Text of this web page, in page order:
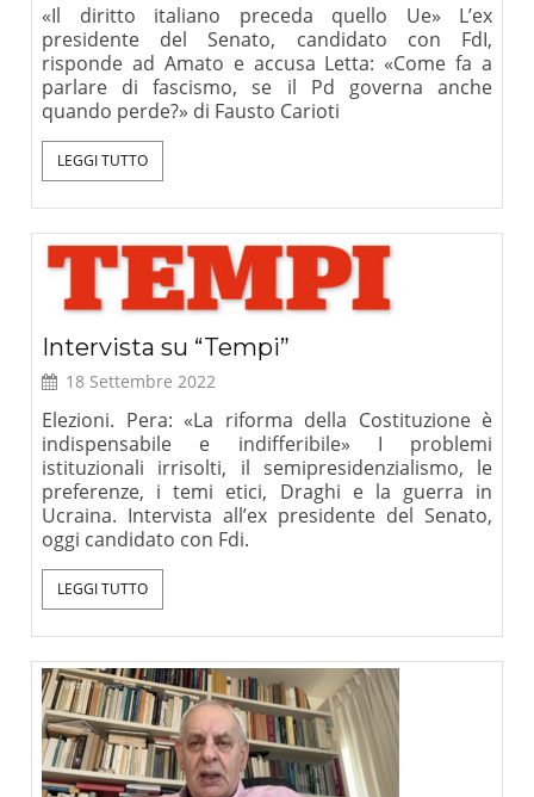
«Il diritto italiano preceda quello Ue» L’ex
presidente del Senato, candidato con FdI,
risponde ad Amato e accusa Letta: «Come fa a
parlare di fascismo, se il Pd governa anche
quando perde?» di Fausto Carioti
LEGGI TUTTO
Intervista su “Tempi”
18 Settembre 2022
Elezioni. Pera: «La riforma della Costituzione è
indispensabile e indifferibile» I problemi
istituzionali irrisolti, il semipresidenzialismo, le
preferenze, i temi etici, Draghi e la guerra in
Ucraina. Intervista all’ex presidente del Senato,
oggi candidato con Fdi.
LEGGI TUTTO